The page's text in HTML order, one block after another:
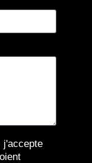
j'accepte